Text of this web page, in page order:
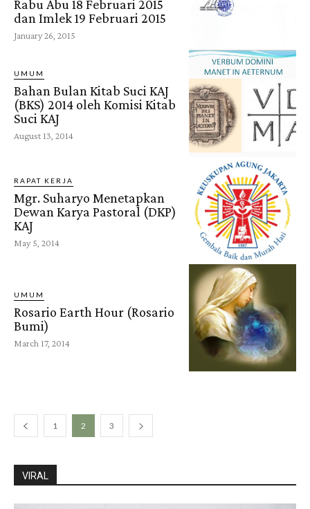
Rabu Abu 18 Februari 2015
dan Imlek 19 Februari 2015
January 26, 2015
UMUM
Bahan Bulan Kitab Suci KAJ
(BKS) 2014 oleh Komisi Kitab
Suci KAJ
August 13, 2014
RAPAT KERJA
Mgr. Suharyo Menetapkan
Dewan Karya Pastoral (DKP)
KAJ
May 5, 2014
UMUM
Rosario Earth Hour (Rosario
Bumi)
March 17, 2014
1 2 3
VIRAL